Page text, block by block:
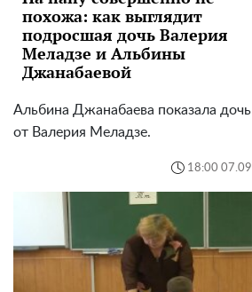
похожа: как выглядит
подросшая дочь Валерия
Меладзе и Альбины
Джанабаевой
Альбина Джанабаева показала дочь
от Валерия Меладзе.
18:00 07.09